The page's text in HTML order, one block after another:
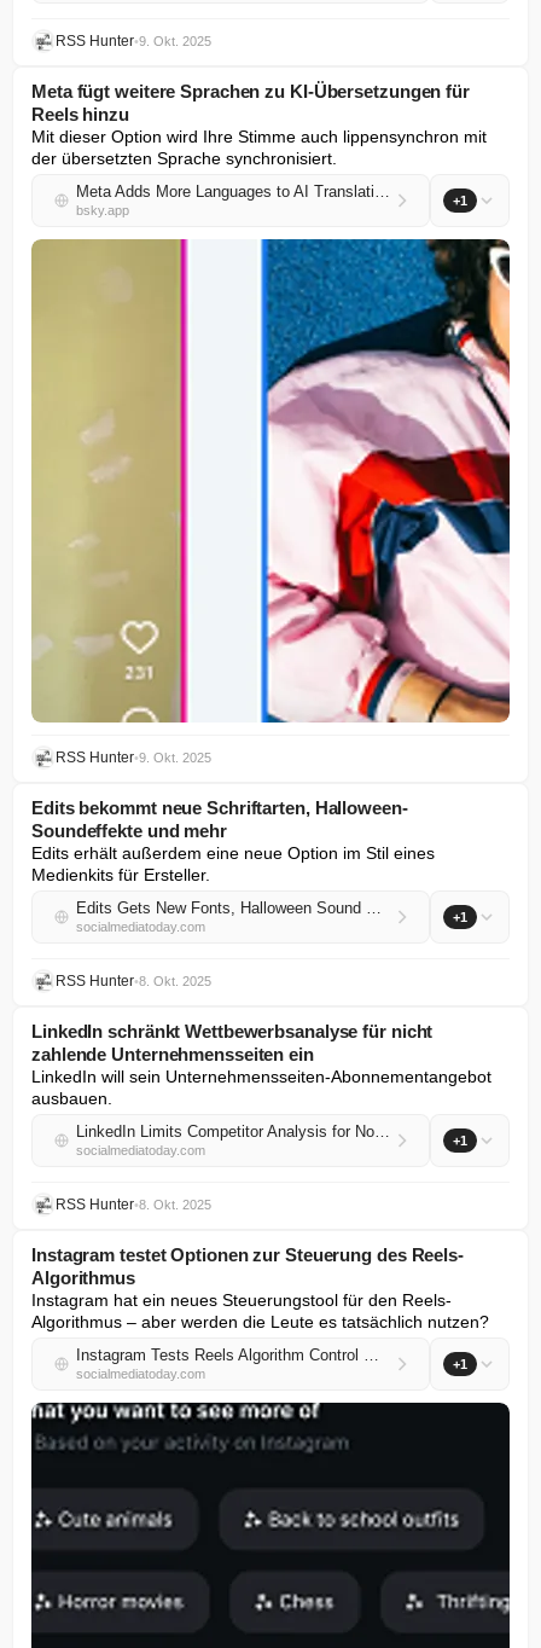
RSS Hunter•9. Okt. 2025
Meta fügt weitere Sprachen zu KI-Übersetzungen für
Reels hinzu
Mit dieser Option wird Ihre Stimme auch lippensynchron mit
der übersetzten Sprache synchronisiert.
Meta Adds More Languages to AI Translations for Reels
bsky.app
+1
RSS Hunter•9. Okt. 2025
Edits bekommt neue Schriftarten, Halloween-
Soundeffekte und mehr
Edits erhält außerdem eine neue Option im Stil eines
Medienkits für Ersteller.
Edits Gets New Fonts, Halloween Sound Effects, and More
socialmediatoday.com
+1
RSS Hunter•8. Okt. 2025
LinkedIn schränkt Wettbewerbsanalyse für nicht
zahlende Unternehmensseiten ein
LinkedIn will sein Unternehmensseiten-Abonnementangebot
ausbauen.
LinkedIn Limits Competitor Analysis for Non-Paying Company Pages
socialmediatoday.com
+1
RSS Hunter•8. Okt. 2025
Instagram testet Optionen zur Steuerung des Reels-
Algorithmus
Instagram hat ein neues Steuerungstool für den Reels-
Algorithmus – aber werden die Leute es tatsächlich nutzen?
Instagram Tests Reels Algorithm Control Options
socialmediatoday.com
+1